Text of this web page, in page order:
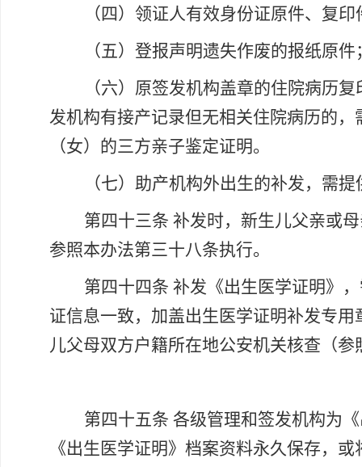
（四）领证人有效身份证原件、复印
（五）登报声明遗失作废的报纸原件
（六）原签发机构盖章的住院病历
发机构有接产记录但无相关住院病历的
（女）的三方亲子鉴定证明。
（七）助产机构外出生的补发，需
第四十三条 补发时，新生儿父亲或
参照本办法第三十八条执行。
第四十四条 补发《出生医学证明》
证信息一致，加盖出生医学证明补发专
儿父母双方户籍所在地公安机关核查（参
第四十五条 各级管理和签发机构为
《出生医学证明》档案资料永久保存，